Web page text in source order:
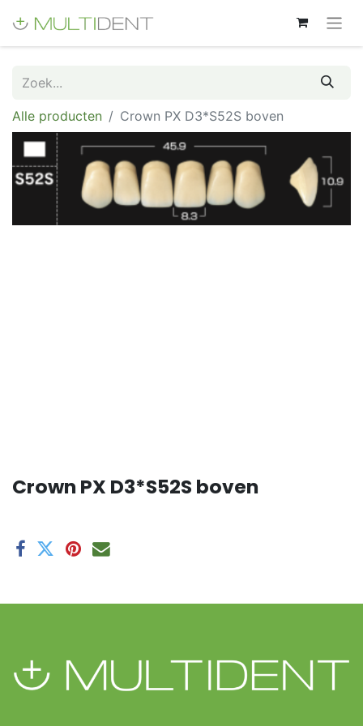
Alle producten Crown PX D3*S52S boven
Crown PX D3*S52S boven